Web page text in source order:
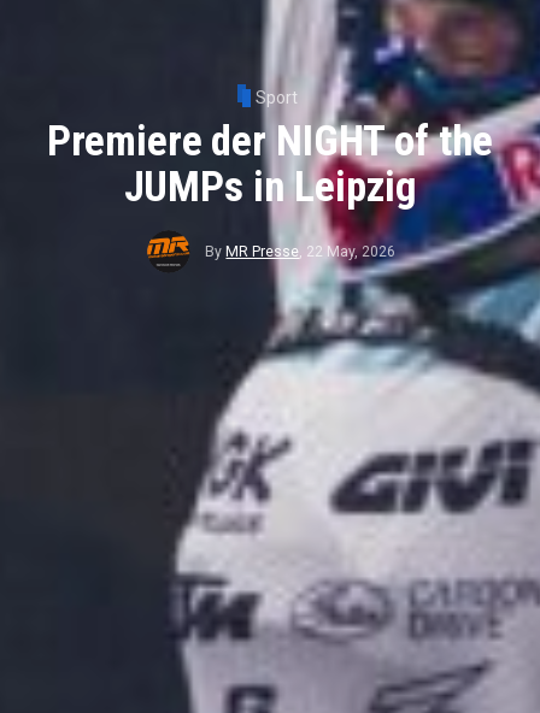
Sport
Premiere der NIGHT of the
JUMPs in Leipzig
ByMR Presse 22 May, 2026